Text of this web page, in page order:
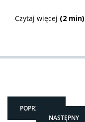
Czytaj więcej (2 min)
POPRZEDNI 1
NASTĘPNY